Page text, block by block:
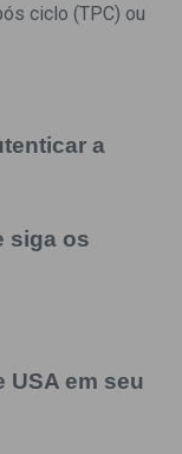
ciclo (TPC) ou
a
siga os
USA em seu